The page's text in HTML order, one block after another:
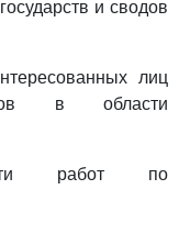
и сводов
лиц
в области
работ по